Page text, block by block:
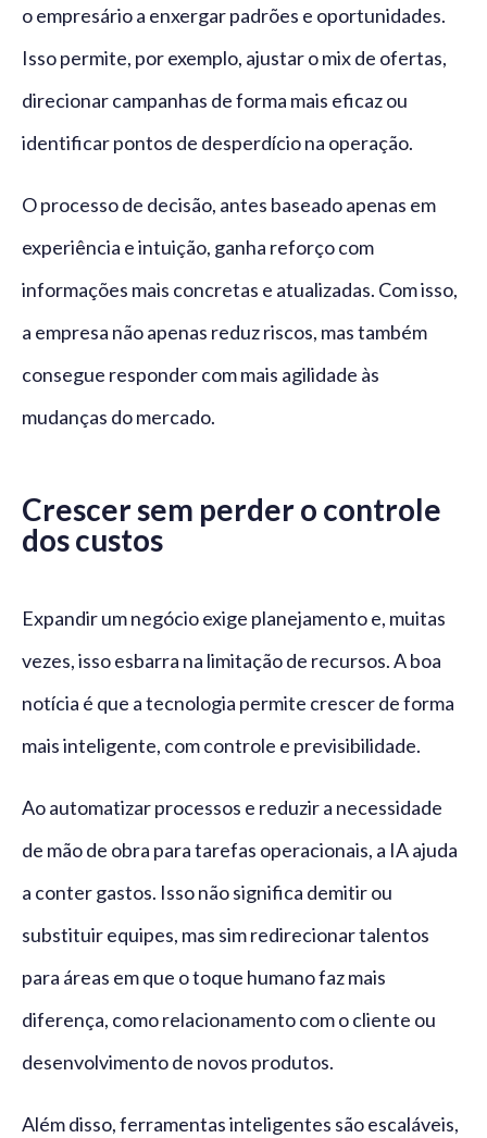
o empresário a enxergar padrões e oportunidades.
Isso permite, por exemplo, ajustar o mix de ofertas,
direcionar campanhas de forma mais eficaz ou
identificar pontos de desperdício na operação.
O processo de decisão, antes baseado apenas em
experiência e intuição, ganha reforço com
informações mais concretas e atualizadas. Com isso,
a empresa não apenas reduz riscos, mas também
consegue responder com mais agilidade às
mudanças do mercado.
Crescer sem perder o controle
dos custos
Expandir um negócio exige planejamento e, muitas
vezes, isso esbarra na limitação de recursos. A boa
notícia é que a tecnologia permite crescer de forma
mais inteligente, com controle e previsibilidade.
Ao automatizar processos e reduzir a necessidade
de mão de obra para tarefas operacionais, a IA ajuda
a conter gastos. Isso não significa demitir ou
substituir equipes, mas sim redirecionar talentos
para áreas em que o toque humano faz mais
diferença, como relacionamento com o cliente ou
desenvolvimento de novos produtos.
Além disso, ferramentas inteligentes são escaláveis,